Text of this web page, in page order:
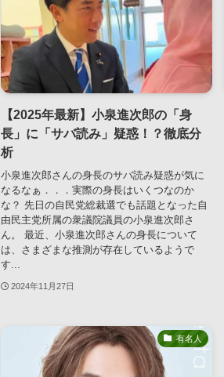
【2025年最新】小泉進次郎の「身
長」に「サバ読み」疑惑！？徹底分
析
小泉進次郎さんの身長のサバ読み疑惑が気に
なるなぁ．．．実際の身長はいくつなのか
な？ 先日の自民党総裁選でも話題となった自
由民主党所属の衆議院議員の小泉進次郎さ
ん。 最近、小泉進次郎さんの身長について
は、さまざまな推測が存在しているようで
す...
2024年11月27日
有名人